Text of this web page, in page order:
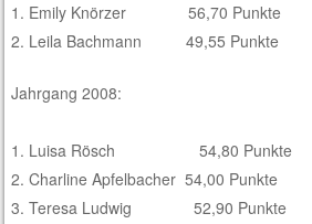
1. Emily Knörzer 56,70 Punkte
2. Leila Bachmann 49,55 Punkte
Jahrgang 2008:
1. Luisa Rösch 54,80 Punkte
2. Charline Apfelbacher 54,00 Punkte
3. Teresa Ludwig 52,90 Punkte